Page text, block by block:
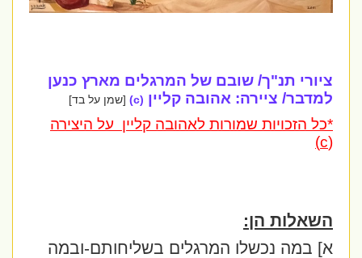
ציורי תנ"ך/ שובם של המרגלים מארץ כנען
למדבר/ ציירה: אהובה קליין(c) [שמן על בד]
*כל הזכויות שמורות לאהובה קליין על היצירה
השאלות הן:
א] במה נכשלו המרגלים בשליחותם-ובמה